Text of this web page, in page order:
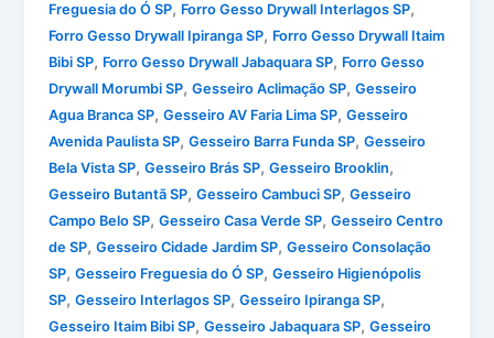
Freguesia do Ó SP, Forro Gesso Drywall Interlagos SP,
Forro Gesso Drywall Ipiranga SP, Forro Gesso Drywall Itaim
Bibi SP, Forro Gesso Drywall Jabaquara SP, Forro Gesso
Drywall Morumbi SP,Gesseiro Aclimação SP,Gesseiro
Agua Branca SP,Gesseiro AV Faria Lima SP,Gesseiro
Avenida Paulista SP,Gesseiro Barra Funda SP,Gesseiro
Bela Vista SP,Gesseiro Brás SP,Gesseiro Brooklin,
Gesseiro Butantã SP,Gesseiro Cambuci SP,Gesseiro
Campo Belo SP,Gesseiro Casa Verde SP,Gesseiro Centro
de SP,Gesseiro Cidade Jardim SP,Gesseiro Consolação
SP,Gesseiro Freguesia do Ó SP,Gesseiro Higienópolis
SP,Gesseiro Interlagos SP,Gesseiro Ipiranga SP,
Gesseiro Itaim Bibi SP,Gesseiro Jabaquara SP,Gesseiro